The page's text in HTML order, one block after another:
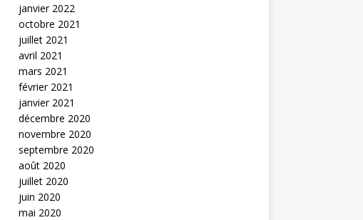
janvier 2022
octobre 2021
juillet 2021
avril 2021
mars 2021
février 2021
janvier 2021
décembre 2020
novembre 2020
septembre 2020
août 2020
juillet 2020
juin 2020
mai 2020